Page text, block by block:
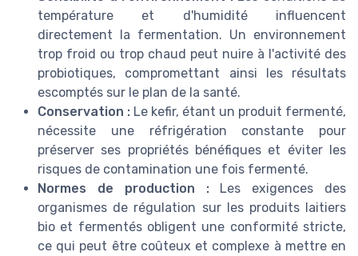
température et d'humidité influencent
directement la fermentation. Un environnement
trop froid ou trop chaud peut nuire à l'activité des
probiotiques, compromettant ainsi les résultats
escomptés sur le plan de la santé.
Conservation : Le kefir, étant un produit fermenté,
nécessite une réfrigération constante pour
préserver ses propriétés bénéfiques et éviter les
risques de contamination une fois fermenté.
Normes de production :Les exigences des
organismes de régulation sur les produits laitiers
bio et fermentés obligent une conformité stricte,
ce qui peut être coûteux et complexe à mettre en